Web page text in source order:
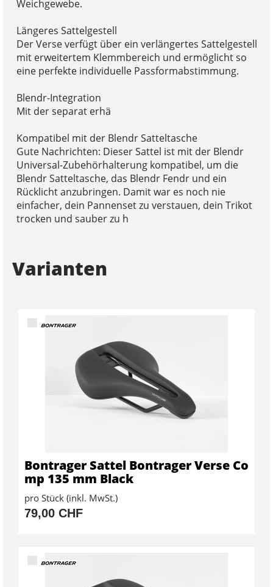
Weichgewebe.
Längeres Sattelgestell
Der Verse verfügt über ein verlängertes Sattelgestell
mit erweitertem Klemmbereich und ermöglicht so
eine perfekte individuelle Passformabstimmung.
Blendr-Integration
Mit der separat erhä
Kompatibel mit der Blendr Satteltasche
Gute Nachrichten: Dieser Sattel ist mit der Blendr
Universal-Zubehörhalterung kompatibel, um die
Blendr Satteltasche, das Blendr Fendr und ein
Rücklicht anzubringen. Damit war es noch nie
einfacher, dein Pannenset zu verstauen, dein Trikot
trocken und sauber zu h
Varianten
Bontrager Sattel Bontrager Verse Co
mp 135 mm Black
pro Stück (inkl. MwSt.)
79,00 CHF